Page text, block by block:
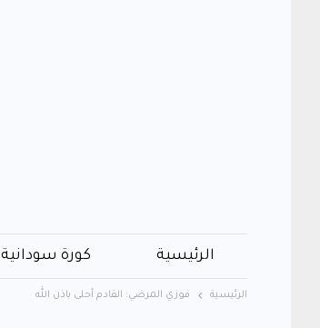
الرئيسية كورة سودانية
الرئيسية فوزي المرضي: القادم أحلى باذن الله